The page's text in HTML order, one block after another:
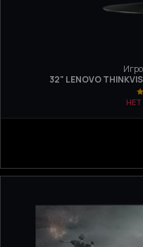
32" LENOVO